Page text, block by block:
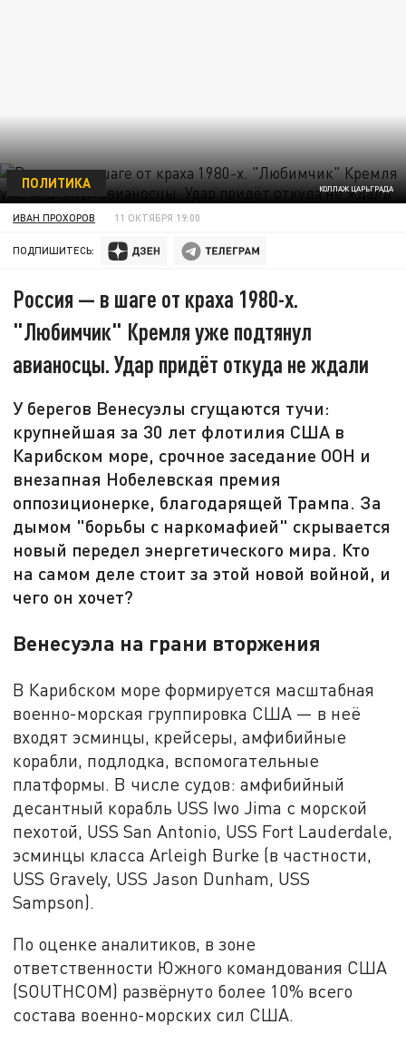
КОЛЛАЖ ЦАРЬГРАДА
ПОЛИТИКА
ИВАН ПРОХОРОВ 11 ОКТЯБРЯ 19:00
ПОДПИШИТЕСЬ:
Россия — в шаге от краха 1980-х.
"Любимчик" Кремля уже подтянул
авианосцы. Удар придёт откуда не ждали
У берегов Венесуэлы сгущаются тучи:
крупнейшая за 30 лет флотилия США в
Карибском море, срочное заседание ООН и
внезапная Нобелевская премия
оппозиционерке, благодарящей Трампа. За
дымом "борьбы с наркомафией" скрывается
новый передел энергетического мира. Кто
на самом деле стоит за этой новой войной, и
чего он хочет?
Венесуэла на грани вторжения
В Карибском море формируется масштабная
военно-морская группировка США — в неё
входят эсминцы, крейсеры, амфибийные
корабли, подлодка, вспомогательные
платформы. В числе судов: амфибийный
десантный корабль USS Iwo Jima с морской
пехотой, USS San Antonio, USS Fort Lauderdale,
эсминцы класса Arleigh Burke (в частности,
USS Gravely, USS Jason Dunham, USS
Sampson).
По оценке аналитиков, в зоне
ответственности Южного командования США
(SOUTHCOM) развёрнуто более 10% всего
состава военно-морских сил США.